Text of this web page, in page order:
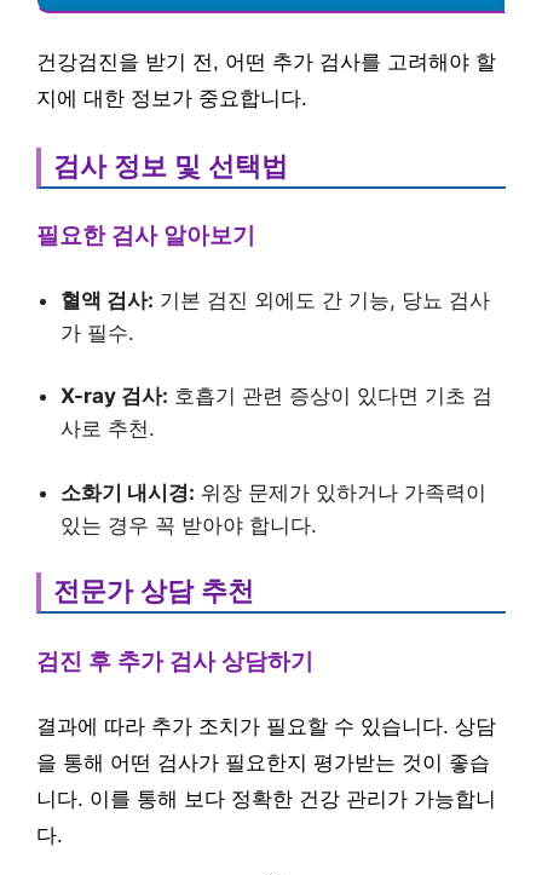
건강검진을 받기 전, 어떤 추가 검사를 고려해야 할
지에 대한 정보가 중요합니다.
검사 정보 및 선택법
필요한 검사 알아보기
혈액 검사: 기본 검진 외에도 간 기능, 당뇨 검사
가 필수.
X-ray 검사: 호흡기 관련 증상이 있다면 기초 검
사로 추천.
소화기 내시경: 위장 문제가 있하거나 가족력이
있는 경우 꼭 받아야 합니다.
전문가 상담 추천
검진 후 추가 검사 상담하기
결과에 따라 추가 조치가 필요할 수 있습니다. 상담
을 통해 어떤 검사가 필요한지 평가받는 것이 좋습
니다. 이를 통해 보다 정확한 건강 관리가 가능합니
다.